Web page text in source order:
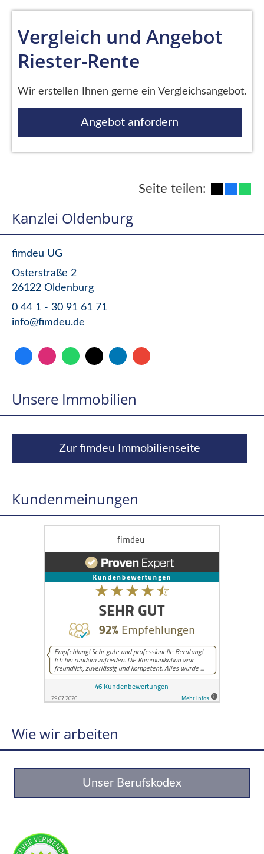
Vergleich und Angebot
Riester-Rente
Wir erstellen Ihnen gerne ein Vergleichsangebot.
Angebot anfordern
Seite teilen:
Kanzlei Oldenburg
fimdeu UG
Osterstraße 2
26122 Oldenburg
0 44 1 - 30 91 61 71
info@fimdeu.de
Unsere Immobilien
Zur fimdeu Immobilienseite
Kundenmeinungen
Wie wir arbeiten
Unser Berufskodex